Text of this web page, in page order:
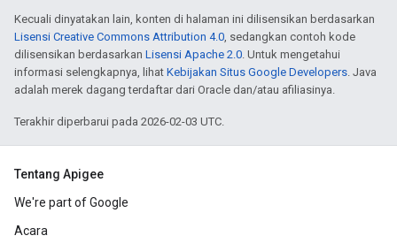
Kecuali dinyatakan lain, konten di halaman ini dilisensikan berdasarkan
Lisensi Creative Commons Attribution 4.0 , sedangkan contoh kode
dilisensikan berdasarkan Lisensi Apache 2.0 . Untuk mengetahui
informasi selengkapnya, lihat Kebijakan Situs Google Developers . Java
adalah merek dagang terdaftar dari Oracle dan/atau afiliasinya.
Terakhir diperbarui pada 2026-02-03 UTC.
Tentang Apigee
We're part of Google
Acara